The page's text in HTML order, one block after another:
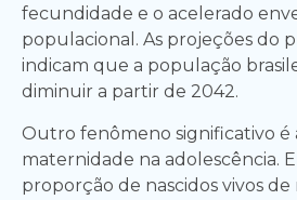
fecundidade e o acelerado
populacional. As projeções do
indicam que a população
diminuir a partir de 2042.
Outro fenômeno significativo é
maternidade na adolescência.
proporção de nascidos vivos de